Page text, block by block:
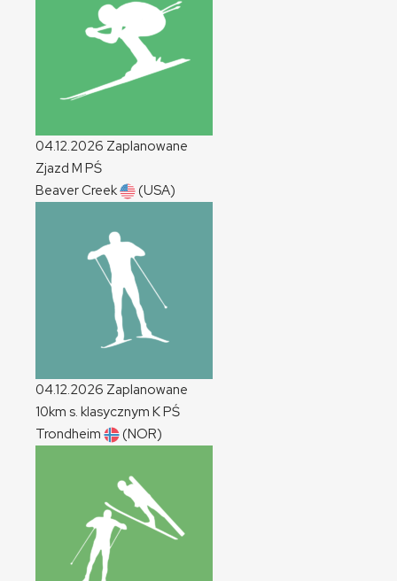
04.12.2026 Zaplanowane
Zjazd M PŚ
Beaver Creek
(USA)
04.12.2026 Zaplanowane
10km s. klasycznym KPŚ
Trondheim
(NOR)